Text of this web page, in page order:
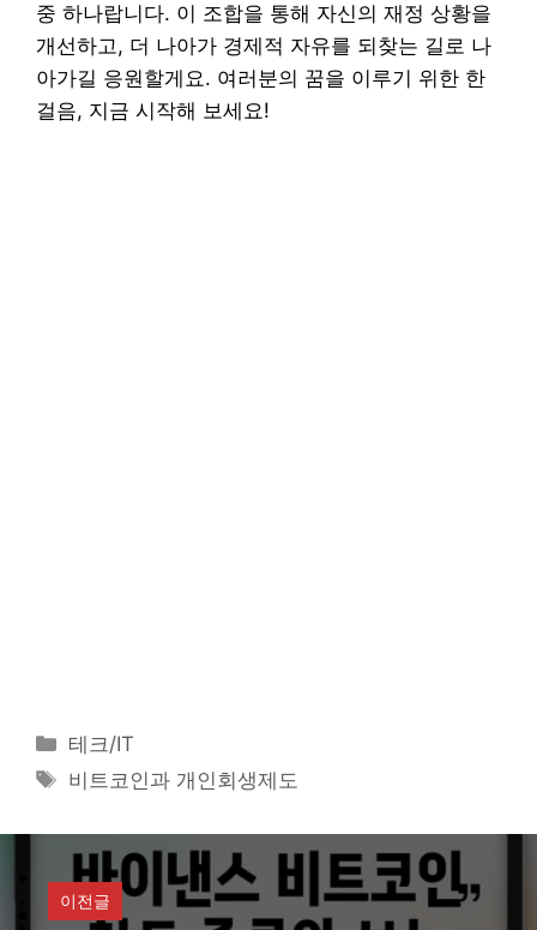
중 하나랍니다. 이 조합을 통해 자신의 재정 상황을
개선하고, 더 나아가 경제적 자유를 되찾는 길로 나
아가길 응원할게요. 여러분의 꿈을 이루기 위한 한
걸음, 지금 시작해 보세요!
카
테
리
테크/IT
태
비트코인과 개인회생제도
이전글